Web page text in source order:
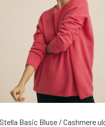
Stella Basic Bluse / Cashmere